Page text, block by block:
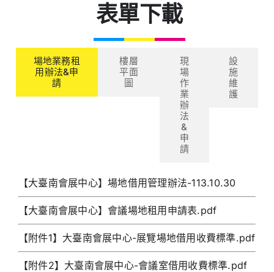
表單下載
場地業務租
用辦法&申
請
樓層
平面
圖
現
場
作
業
辦
法
&
申
請
設
施
維
護
【大臺南會展中心】場地借用管理辦法-113.10.30
【大臺南會展中心】會議場地租用申請表.pdf
【附件1】大臺南會展中心-展覽場地借用收費標準.pdf
【附件2】大臺南會展中心-會議室借用收費標準.pdf